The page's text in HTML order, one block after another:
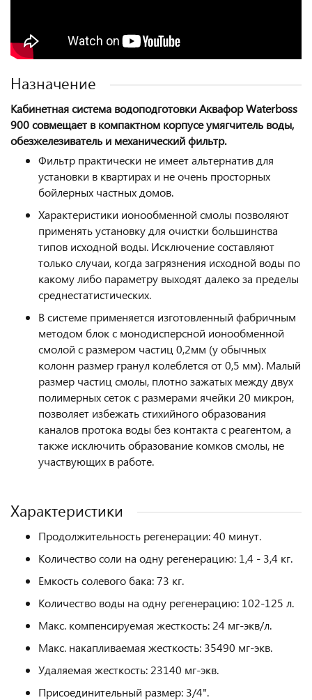
Назначение
Кабинетная система водоподготовки Аквафор Waterboss
900 совмещает в компактном корпусе умягчитель воды,
обезжелезиватель и механический фильтр.
Фильтр практически не имеет альтернатив для
установки в квартирах и не очень просторных
бойлерных частных домов.
Характеристики ионообменной смолы позволяют
применять установку для очистки большинства
типов исходной воды. Исключение составляют
только случаи, когда загрязнения исходной воды по
какому либо параметру выходят далеко за пределы
среднестатистических.
В системе применяется изготовленный фабричным
методом блок с монодисперсной ионообменной
смолой с размером частиц 0,2мм (у обычных
колонн размер гранул колеблется от 0,5 мм). Малый
размер частиц смолы, плотно зажатых между двух
полимерных сеток с размерами ячейки 20 микрон,
позволяет избежать стихийного образования
каналов протока воды без контакта с реагентом, а
также исключить образование комков смолы, не
участвующих в работе.
Характеристики
Продолжительность регенерации: 40 минут.
Количество соли на одну регенерацию: 1,4 - 3,4 кг.
Емкость солевого бака: 73 кг.
Количество воды на одну регенерацию: 102-125 л.
Макс. компенсируемая жесткость: 24 мг-экв/л.
Макс. накапливаемая жесткость: 35490 мг-экв.
Удаляемая жесткость: 23140 мг-экв.
Присоединительный размер: 3/4".